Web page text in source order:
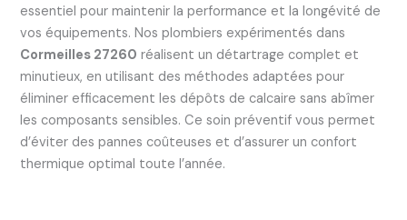
essentiel pour maintenir la performance et la longévité de
vos équipements. Nos plombiers expérimentés dans
Cormeilles 27260 réalisent un détartrage complet et
minutieux, en utilisant des méthodes adaptées pour
éliminer efficacement les dépôts de calcaire sans abîmer
les composants sensibles. Ce soin préventif vous permet
d’éviter des pannes coûteuses et d’assurer un confort
thermique optimal toute l’année.